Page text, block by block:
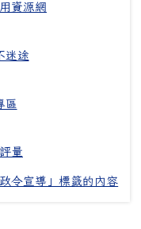
資源網
迷途
區
量
令宣導」標籤的內容